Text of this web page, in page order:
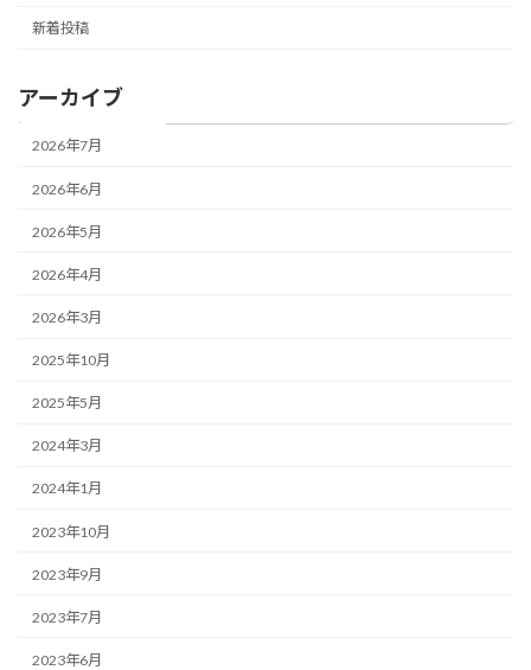
新着投稿
アーカイブ
2026年7月
2026年6月
2026年5月
2026年4月
2026年3月
2025年10月
2025年5月
2024年3月
2024年1月
2023年10月
2023年9月
2023年7月
2023年6月